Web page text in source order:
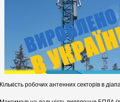
Кількість робочих антенних секторів в